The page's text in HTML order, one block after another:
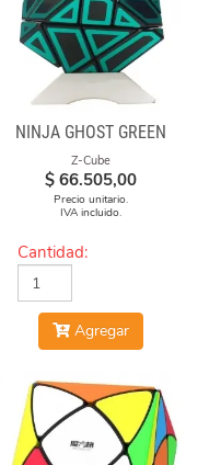
NINJA GHOST GREEN
Z-Cube
$ 66.505,00
Precio unitario.
IVA incluido.
Cantidad:
Agregar